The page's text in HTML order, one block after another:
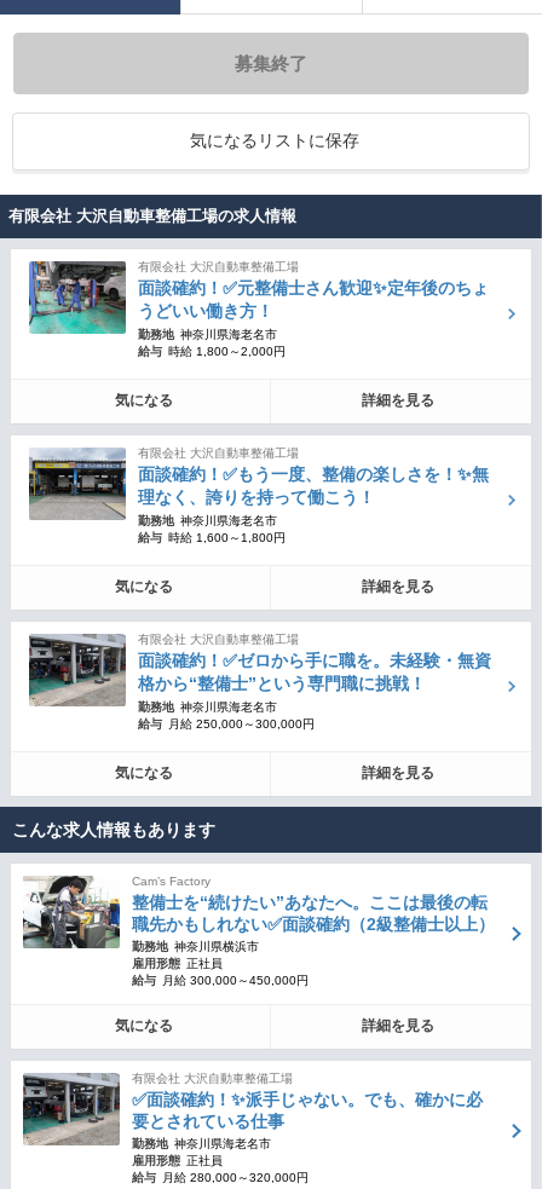
募集終了
気になるリストに保存
有限会社 大沢自動車整備工場の求人情報
有限会社 大沢自動車整備工場
面談確約！✅元整備士さん歓迎✨定年後のちょ
うどいい働き方！
勤務地 神奈川県海老名市
給与 時給 1,800～2,000円
気になる 詳細を見る
有限会社 大沢自動車整備工場
面談確約！✅もう一度、整備の楽しさを！✨無
理なく、誇りを持って働こう！
勤務地 神奈川県海老名市
給与 時給 1,600～1,800円
気になる 詳細を見る
有限会社 大沢自動車整備工場
面談確約！✅ゼロから手に職を。未経験・無資
格から“整備士”という専門職に挑戦！
勤務地 神奈川県海老名市
給与
月給 250,000～300,000円
気になる 詳細を見る
こんな求人情報もあります
Cam’s Factory
整備士を“続けたい”あなたへ。ここは最後の転
職先かもしれない✅面談確約（2級整備士以上）
勤務地 神奈川県横浜市
雇用形態 正社員
給与
月給 300,000～450,000円
気になる 詳細を見る
有限会社 大沢自動車整備工場
✅面談確約！✨派手じゃない。でも、確かに必
要とされている仕事
勤務地 神奈川県海老名市
雇用形態 正社員
給与
月給 280,000～320,000円